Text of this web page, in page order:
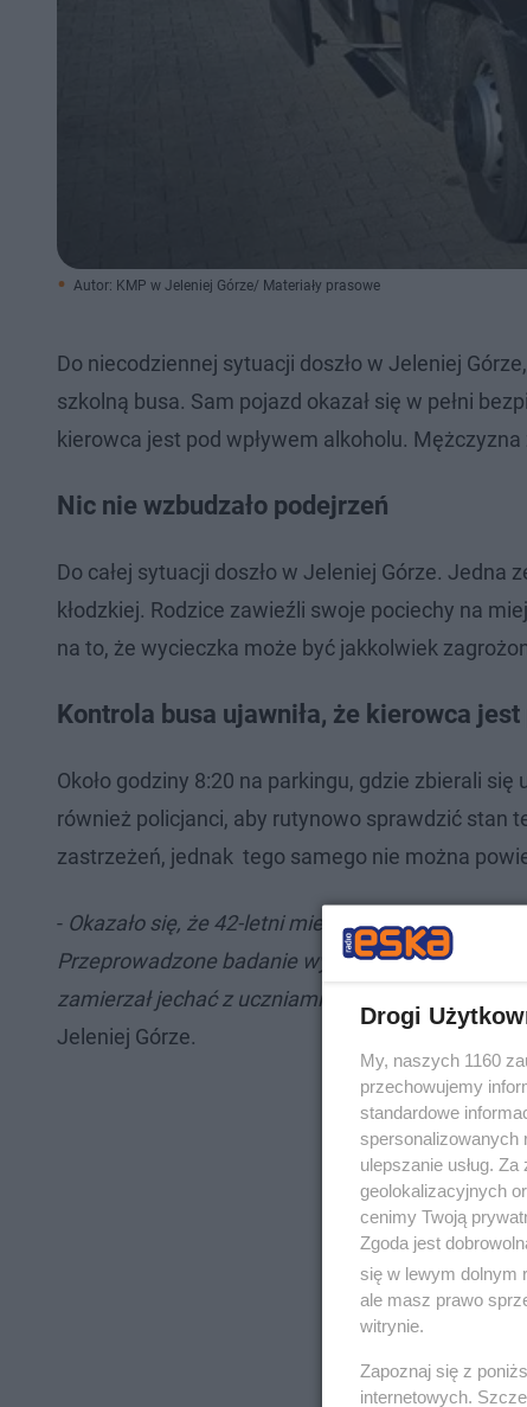
Autor: KMP w Jeleniej Górze/ Materiały prasowe
Do niecodziennej sytuacji doszło w Jeleniej
szkolną busa. Sam pojazd okazał się w pełni
kierowca jest pod wpływem alkoholu.
Nic nie wzbudzało podejrzeń
Do całej sytuacji doszło w Jeleniej Górze.
kłodzkiej. Rodzice zawieźli swoje pociechy na
na to, że wycieczka może być jakkolwiek
Kontrola busa ujawniła, że kierowca
Około godziny 8:20 na parkingu, gdzie zbierali
również policjanci, aby rutynowo sprawdzić stan
zastrzeżeń, jednak tego samego nie można
- Okazało się, że 42-letni mieszkaniec powiatu
Przeprowadzone badanie wykazało u niego
zamierzał jechać z uczniami na wycieczkę do
Jeleniej Górze.
Drogi
My, naszych 1160
przechowujemy
standardowe
spersonalizowanych
ulepszanie usług.
geolokalizacyjnych
cenimy Twoją
Zgoda jest
się w lewym dolnym
ale masz prawo
witrynie.
Zapoznaj się z
internetowych.